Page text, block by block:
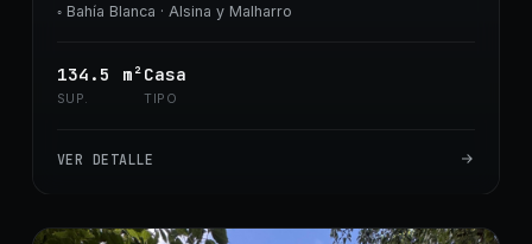
◦ Bahía Blanca · Alsina y Malharro
134.5 m²
SUP.
Casa
TIPO
VER DETALLE